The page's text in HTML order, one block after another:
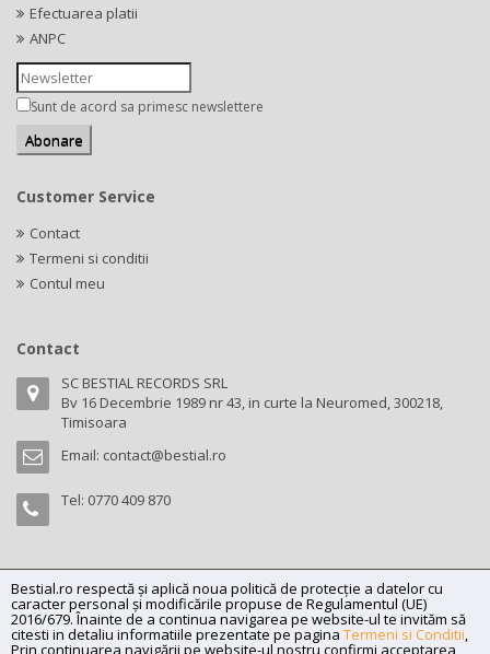
Bestial.ro respectă și aplică noua politică de protecție a datelor cu
caracter personal și modificările propuse de Regulamentul (UE)
2016/679. Înainte de a continua navigarea pe website-ul te invităm să
citesti in detaliu informatiile prezentate pe pagina Termeni si Conditii,
Prin continuarea navigării pe website-ul nostru confirmi acceptarea
Efectuarea platii
ANPC
Sunt de acord sa primesc newslettere
Customer Service
Contact
Termeni si conditii
Contul meu
Contact
SC BESTIAL RECORDS SRL
Bv 16 Decembrie 1989 nr 43, in curte la Neuromed, 300218,
Timisoara
Email: contact@bestial.ro
Tel: 0770 409 870
Copyright (C) 2026bestial.ro -All rights reserved.
SC BESTIAL RECORDS SRL, Nr. R.C.: J35/345/2005, C.U.I.: RO17197870,
Adresa: Bv 16 Decembrie 1989 nr 43, in curte la Neuromed, 300218,